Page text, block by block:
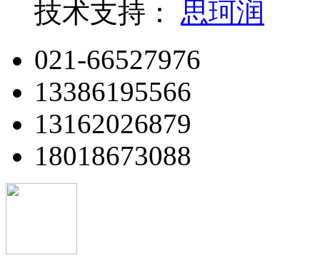
技术支持： 思珂润
021-66527976
13386195566
13162026879
18018673088